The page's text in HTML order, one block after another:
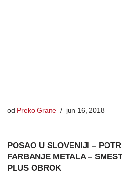
od Preko Grane jun 16, 2018
POSAO U SLOVENIJI –
FARBANJE METALA –
PLUS OBROK